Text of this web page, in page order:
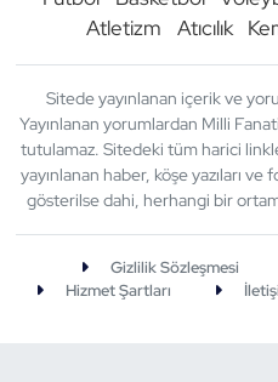
Atletizm
Atıcılık
Sitede yayınlanan içerik ve
Yayınlanan yorumlardan Milli
tutulamaz. Sitedeki tüm harici
yayınlanan haber, köşe yazıları ve
gösterilse dahi, herhangi bir
Gizlilik Sözleşmesi
Hizmet Şartları